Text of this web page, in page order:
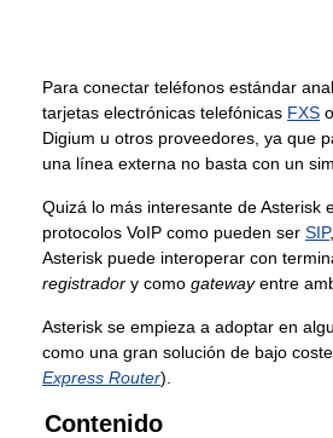
Para conectar teléfonos estándar
tarjetas electrónicas telefónicas FXS o
Digium u otros proveedores, ya que
una línea externa no basta con un
Quizá lo más interesante de Asterisk
protocolos VoIP como pueden ser SIP,
Asterisk puede interoperar con
registrador y como gatewayentre
Asterisk se empieza a adoptar en
como una gran solución de bajo
Express Router).
Contenido